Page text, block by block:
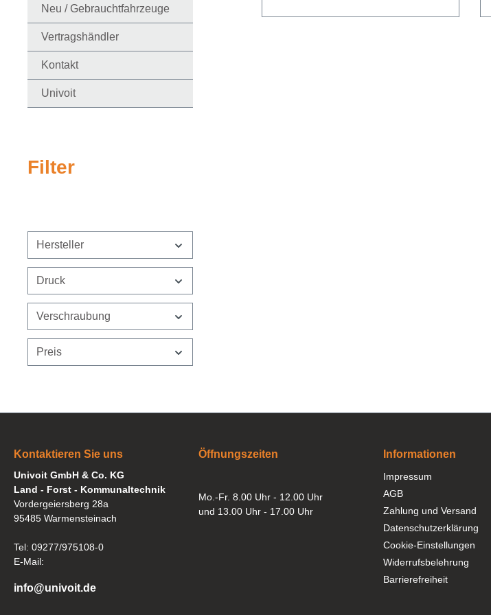
Neu / Gebrauchtfahrzeuge
Vertragshändler
Kontakt
Univoit
Filter
Hersteller
Druck
Verschraubung
Preis
Kontaktieren Sie uns
Univoit GmbH & Co. KG
Land - Forst - Kommunaltechnik
Vordergeiersberg 28a
95485 Warmensteinach
Tel: 09277/975108-0
E-Mail:
info@univoit.de
Öffnungszeiten
Mo.-Fr. 8.00 Uhr - 12.00 Uhr
und 13.00 Uhr - 17.00 Uhr
Informationen
Impressum
AGB
Zahlung und Versand
Datenschutzerklärung
Cookie-Einstellungen
Widerrufsbelehrung
Barrierefreiheit